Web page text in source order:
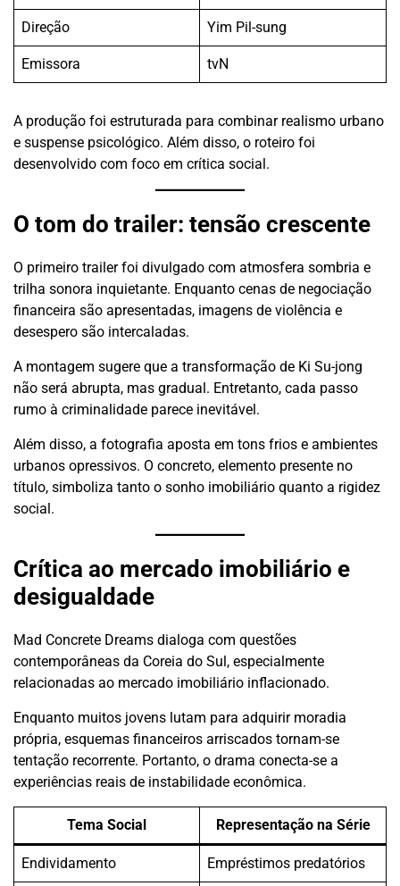
Direção Yim Pil-sung
Emissora tvN
A produção foi estruturada para combinar realismo urbano
e suspense psicológico. Além disso, o roteiro foi
desenvolvido com foco em crítica social.
O tom do trailer: tensão crescente
O primeiro trailer foi divulgado com atmosfera sombria e
trilha sonora inquietante. Enquanto cenas de negociação
financeira são apresentadas, imagens de violência e
desespero são intercaladas.
A montagem sugere que a transformação de Ki Su-jong
não será abrupta, mas gradual. Entretanto, cada passo
rumo à criminalidade parece inevitável.
Além disso, a fotografia aposta em tons frios e ambientes
urbanos opressivos. O concreto, elemento presente no
título, simboliza tanto o sonho imobiliário quanto a rigidez
social.
Crítica ao mercado imobiliário e
desigualdade
Mad Concrete Dreams dialoga com questões
contemporâneas da Coreia do Sul, especialmente
relacionadas ao mercado imobiliário inflacionado.
Enquanto muitos jovens lutam para adquirir moradia
própria, esquemas financeiros arriscados tornam-se
tentação recorrente. Portanto, o drama conecta-se a
experiências reais de instabilidade econômica.
Tema Social Representação na Série
Endividamento Empréstimos predatórios